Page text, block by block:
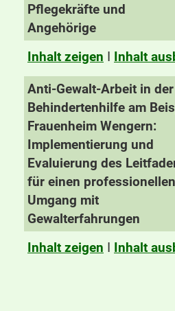
Pflegekräfte und
Angehörige
Inhalt zeigen I Inhalt
Anti-Gewalt-Arbeit in der
Behindertenhilfe am
Frauenheim Wengern:
Implementierung und
Evaluierung des
für einen professionellen
Umgang mit
Gewalterfahrungen
Inhalt zeigen I Inhalt